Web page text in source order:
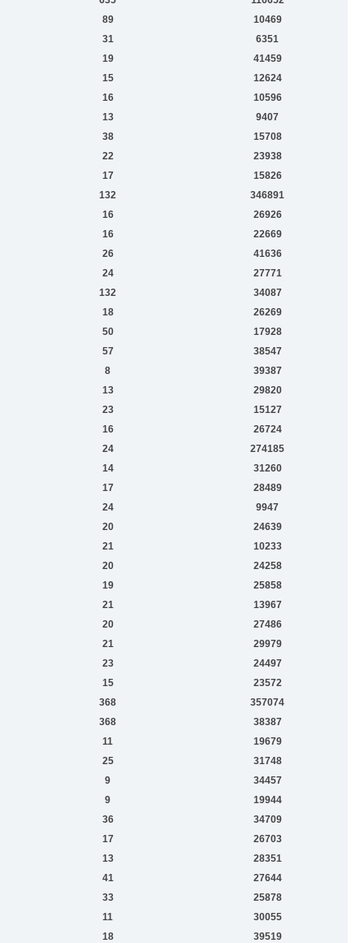
89
10469
31
6351
19
41459
15
12624
16
10596
13
9407
38
15708
22
23938
17
15826
132
346891
16
26926
16
22669
26
41636
24
27771
132
34087
18
26269
50
17928
57
38547
8
39387
13
29820
23
15127
16
26724
24
274185
14
31260
17
28489
24
9947
20
24639
21
10233
20
24258
19
25858
21
13967
20
27486
21
29979
23
24497
15
23572
368
357074
368
38387
11
19679
25
31748
9
34457
9
19944
36
34709
17
26703
13
28351
41
27644
33
25878
11
30055
18
39519